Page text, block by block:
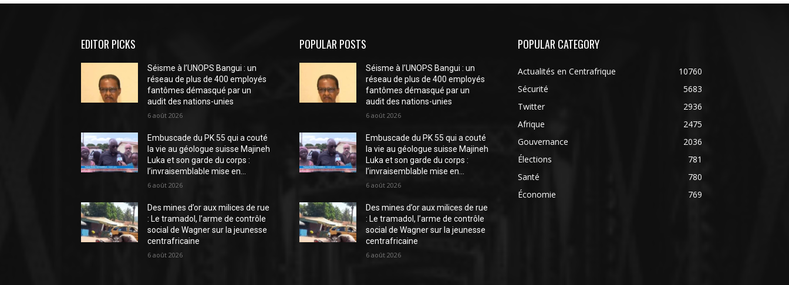
EDITOR PICKS
Séisme à l’UNOPS Bangui : un
réseau de plus de 400 employés
fantômes démasqué par un
audit des nations-unies
6 août 2026
Embuscade du PK 55 qui a couté
la vie au géologue suisse Majineh
Luka et son garde du corps :
l’invraisemblable mise en...
6 août 2026
Des mines d’or aux milices de rue
: Le tramadol, l’arme de contrôle
social de Wagner sur la jeunesse
centrafricaine
6 août 2026
POPULAR POSTS
Séisme à l’UNOPS Bangui : un
réseau de plus de 400 employés
fantômes démasqué par un
audit des nations-unies
6 août 2026
Embuscade du PK 55 qui a couté
la vie au géologue suisse Majineh
Luka et son garde du corps :
l’invraisemblable mise en...
6 août 2026
Des mines d’or aux milices de rue
: Le tramadol, l’arme de contrôle
social de Wagner sur la jeunesse
centrafricaine
6 août 2026
POPULAR CATEGORY
Actualités en Centrafrique
10760
Sécurité
5683
Twitter
2936
Afrique
2475
Gouvernance
2036
Élections
781
Santé
780
Économie
769